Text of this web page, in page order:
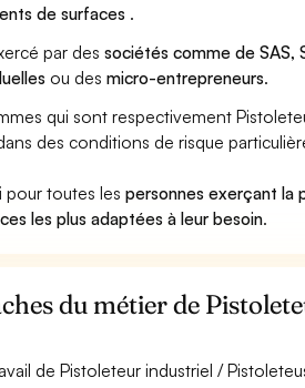
de surfaces .
par dessociétés comme de SAS,
ou desmicro-entrepreneurs.
qui sont respectivement
des conditions de risque
pour toutes lespersonnes exerçant la
les plus adaptées à leur besoin.
du métier de
de Pistoleteur industriel /